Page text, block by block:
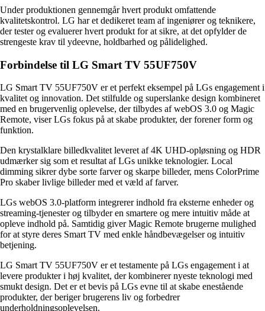
Under produktionen gennemgår hvert produkt omfattende
kvalitetskontrol. LG har et dedikeret team af ingeniører og teknikere,
der tester og evaluerer hvert produkt for at sikre, at det opfylder de
strengeste krav til ydeevne, holdbarhed og pålidelighed.
Forbindelse til LG Smart TV 55UF750V
LG Smart TV 55UF750V er et perfekt eksempel på LGs engagement i
kvalitet og innovation. Det stilfulde og superslanke design kombineret
med en brugervenlig oplevelse, der tilbydes af webOS 3.0 og Magic
Remote, viser LGs fokus på at skabe produkter, der forener form og
funktion.
Den krystalklare billedkvalitet leveret af 4K UHD-opløsning og HDR
udmærker sig som et resultat af LGs unikke teknologier. Local
dimming sikrer dybe sorte farver og skarpe billeder, mens ColorPrime
Pro skaber livlige billeder med et væld af farver.
LGs webOS 3.0-platform integrerer indhold fra eksterne enheder og
streaming-tjenester og tilbyder en smartere og mere intuitiv måde at
opleve indhold på. Samtidig giver Magic Remote brugerne mulighed
for at styre deres Smart TV med enkle håndbevægelser og intuitiv
betjening.
LG Smart TV 55UF750V er et testamente på LGs engagement i at
levere produkter i høj kvalitet, der kombinerer nyeste teknologi med
smukt design. Det er et bevis på LGs evne til at skabe enestående
produkter, der beriger brugerens liv og forbedrer
underholdningsoplevelsen.